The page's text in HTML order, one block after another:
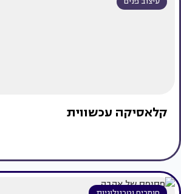
קלאסיקה עכשווית